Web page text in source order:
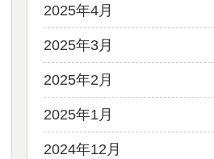
2025年4月
2025年3月
2025年2月
2025年1月
2024年12月